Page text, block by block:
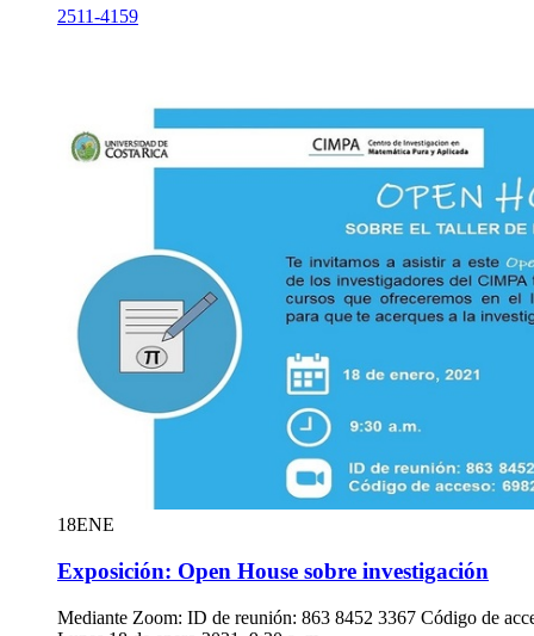
2511-4159
18ENE
Exposición: Open House sobre investigación
Mediante Zoom: ID de reunión: 863 8452 3367 Código de